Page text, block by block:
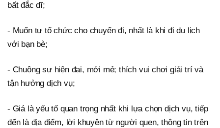
bất đắc dĩ;
- Muốn tự tổ chức cho chuyến đi, nhất là khi đi du lịch
với bạn bè;
- Chuộng sự hiện đại, mới mẻ; thích vui chơi giải trí và
tận hưởng dịch vụ;
- Giá là yếu tố quan trọng nhất khi lựa chọn dịch vụ, tiếp
đến là địa điểm, lời khuyên từ người quen, thông tin trên